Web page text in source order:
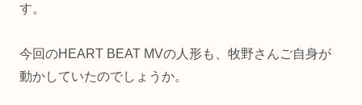
す。
今回のHEART BEAT MVの人形も、牧野さんご自身が
動かしていたのでしょうか。